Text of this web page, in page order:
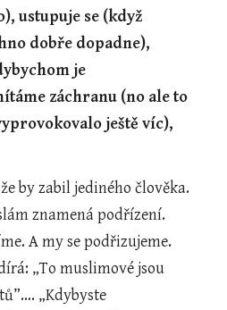
ustupuje se (když
dobře dopadne),
je
záchranu (no ale to
ještě víc),
by zabil jediného člověka.
znamená podřízení.
A my se podřizujeme.
„To muslimové jsou
„Kdybyste